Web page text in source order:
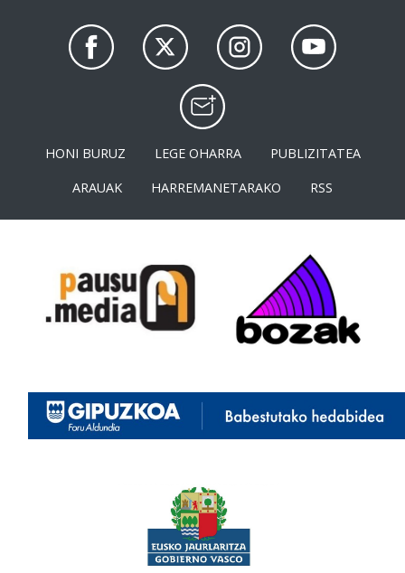
HONI BURUZ LEGE OHARRA
PUBLIZITATEA
ARAUAK
HARREMANETARAKO RSS